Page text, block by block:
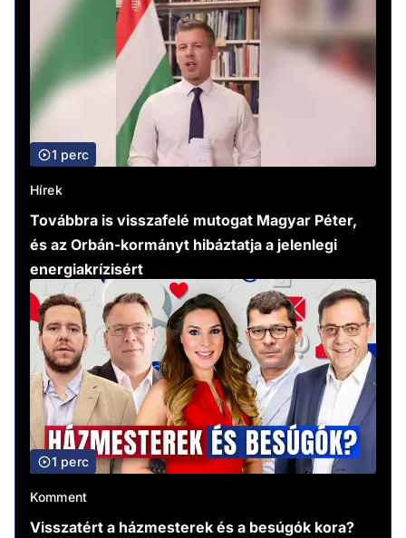
1 perc
Hírek
Továbbra is visszafelé mutogat Magyar Péter,
és az Orbán-kormányt hibáztatja a jelenlegi
energiakrízisért
1 perc
Komment
Visszatért a házmesterek és a besúgók kora?